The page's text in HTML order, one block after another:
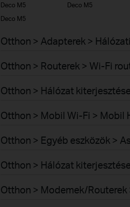
Deco M5
Deco M5
Deco M5
Otthon > Adapterek >
Otthon > Routerek > Wi-Fi
Otthon > Hálózat
Otthon > Mobil Wi-Fi > Mobil
Otthon > Egyéb eszközök >
Otthon > Hálózat
Otthon > Modemek/Routerek